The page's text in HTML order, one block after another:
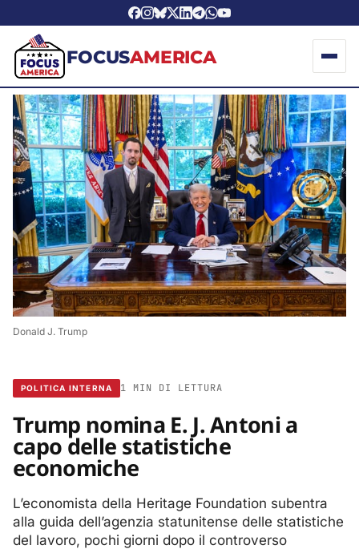
FOCUSAMERICA
Donald J. Trump
POLITICA INTERNA 1 MIN DI LETTURA
Trump nomina E. J. Antoni a
capo delle statistiche
economiche
L’economista della Heritage Foundation subentra
alla guida dell’agenzia statunitense delle statistiche
del lavoro, pochi giorni dopo il controverso